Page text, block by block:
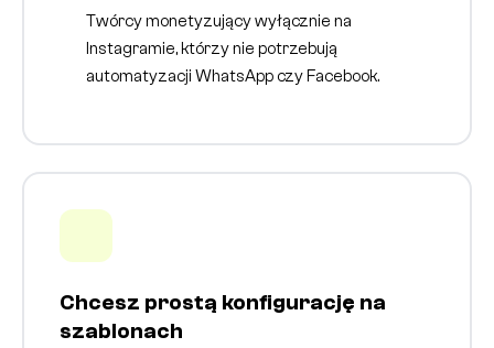
Twórcy monetyzujący wyłącznie na
Instagramie, którzy nie potrzebują
automatyzacji WhatsApp czy Facebook.
Chcesz prostą konfigurację na
szablonach